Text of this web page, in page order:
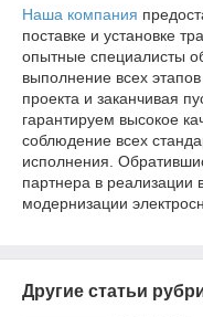
Наша компания
поставке и установке
опытные специалисты
выполнение всех
проекта и заканчивая
гарантируем высокое
соблюдение всех
исполнения.
партнера в реализации
модернизации
Другие статьи